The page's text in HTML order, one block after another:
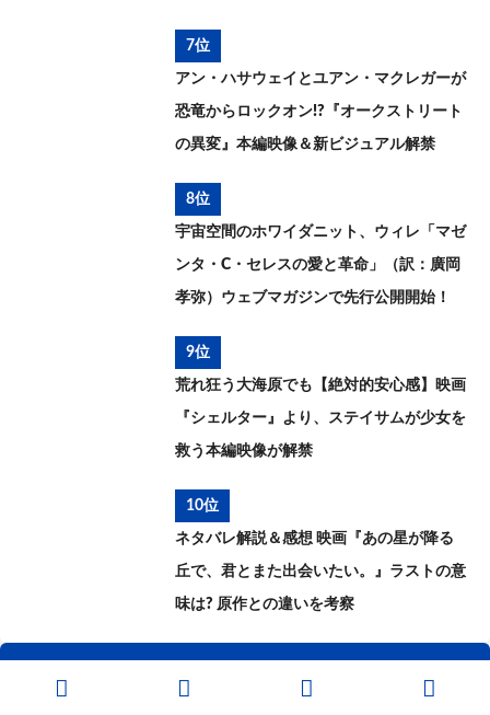
7位
アン・ハサウェイとユアン・マクレガーが
恐竜からロックオン!?『オークストリート
の異変』本編映像＆新ビジュアル解禁
8位
宇宙空間のホワイダニット、ウィレ「マゼ
ンタ・C・セレスの愛と革命」（訳：廣岡
孝弥）ウェブマガジンで先行公開開始！
9位
荒れ狂う大海原でも【絶対的安心感】映画
『シェルター』より、ステイサムが少女を
救う本編映像が解禁
10位
ネタバレ解説＆感想 映画『あの星が降る
丘で、君とまた出会いたい。』ラストの意
味は? 原作との違いを考察
最近の記事